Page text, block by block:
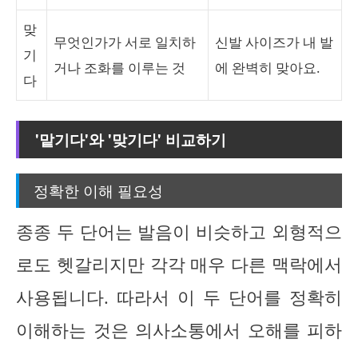
맞
기
다
무엇인가가 서로 일치하
거나 조화를 이루는 것
신발 사이즈가 내 발
에 완벽히 맞아요.
'맡기다'와 '맞기다' 비교하기
정확한 이해 필요성
종종 두 단어는 발음이 비슷하고 외형적으
로도 헷갈리지만 각각 매우 다른 맥락에서
사용됩니다. 따라서 이 두 단어를 정확히
이해하는 것은 의사소통에서 오해를 피하